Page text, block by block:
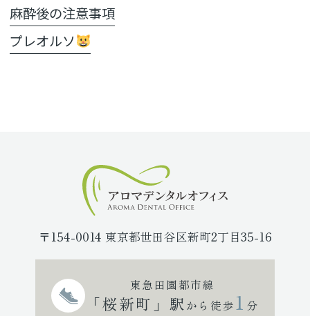
麻酔後の注意事項
プレオルソ
〒154-0014 東京都世田谷区新町2丁目35-16
東急田園都市線
「桜新町」駅 から徒歩 1 分